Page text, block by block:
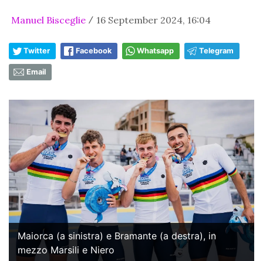
Manuel Bisceglie / 16 September 2024, 16:04
Twitter Facebook Whatsapp Telegram
Email
Maiorca (a sinistra) e Bramante (a destra), in
mezzo Marsili e Niero